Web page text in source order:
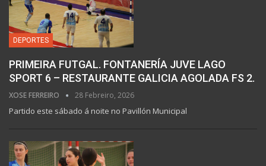
DEPORTES
PRIMEIRA FUTGAL. FONTANERÍA JUVE LAGO
SPORT 6 – RESTAURANTE GALICIA AGOLADA FS 2.
XOSE FERREIRO 28 Febreiro, 2026
Partido este sábado á noite no Pavillón Municipal